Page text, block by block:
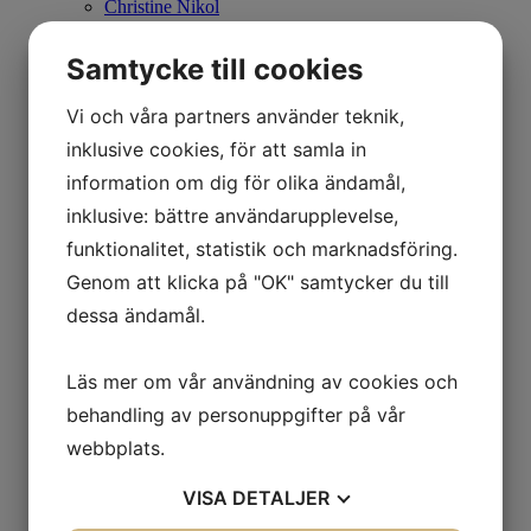
Christine Nikol
K G Nilson
Eva Olofsson
Ulla Ohlson
Emil Olsson
Johan Palmborg
Sirje Papp
Johan Patricny
Mikael Persbrandt
Stefan MÅS Persson
Puppet Daniel Blomqvist
Madeleine Pyk
Paul Quant
Arthur Ragnarsson
Carl Fredrik Reuterswärd
Lisa Rinnevuo
Orion Righard
Roger Risberg
James Rizzi
Anna Rosenbäck
Samtycke till cookies
Vi och våra partners använder teknik,
inklusive cookies, för att samla in
information om dig för olika ändamål,
inklusive: bättre användarupplevelse,
funktionalitet, statistik och marknadsföring.
Genom att klicka på "OK" samtycker du till
dessa ändamål.
Läs mer om vår användning av cookies och
behandling av personuppgifter på vår
webbplats.
VISA DETALJER